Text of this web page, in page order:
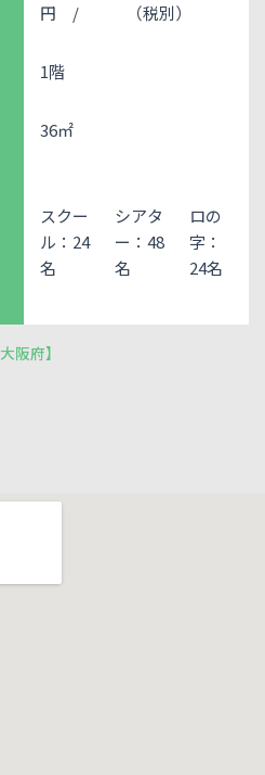
円 /
（税別）
1階
36㎡
スクー
ル：24
名
シアタ
ー：48
名
ロの
字：
24名
大阪府】